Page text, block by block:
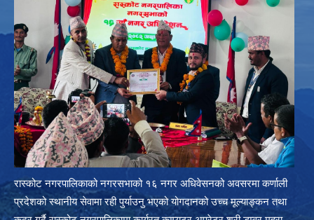
रास्कोट नगरपालिकाको नगरसभाको १६ नगर अधिवेसनको अवसरमा कर्णाली
प्रदेशको स्थानीय सेवामा रही पुर्याउनु भएको योगदानको उच्च मूल्याङ्कन तथा